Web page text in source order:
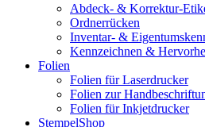
Abdeck- & Korrektur-
Ordnerrücken
Inventar- &
Kennzeichnen &
Folien
Folien für Laserdrucker
Folien zur
Folien für Inkjetdrucker
StempelShop